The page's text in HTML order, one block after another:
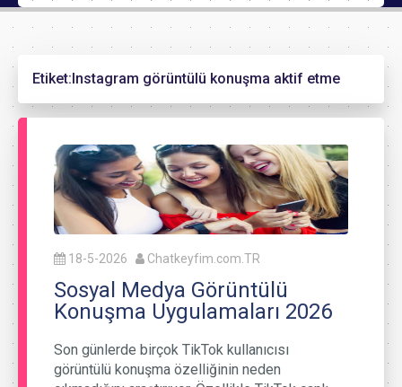
Etiket:Instagram görüntülü konuşma aktif etme
18-5-2026 Chatkeyfim.com.TR
Sosyal Medya Görüntülü
Konuşma Uygulamaları 2026
Son günlerde birçok TikTok kullanıcısı
görüntülü konuşma özelliğinin neden